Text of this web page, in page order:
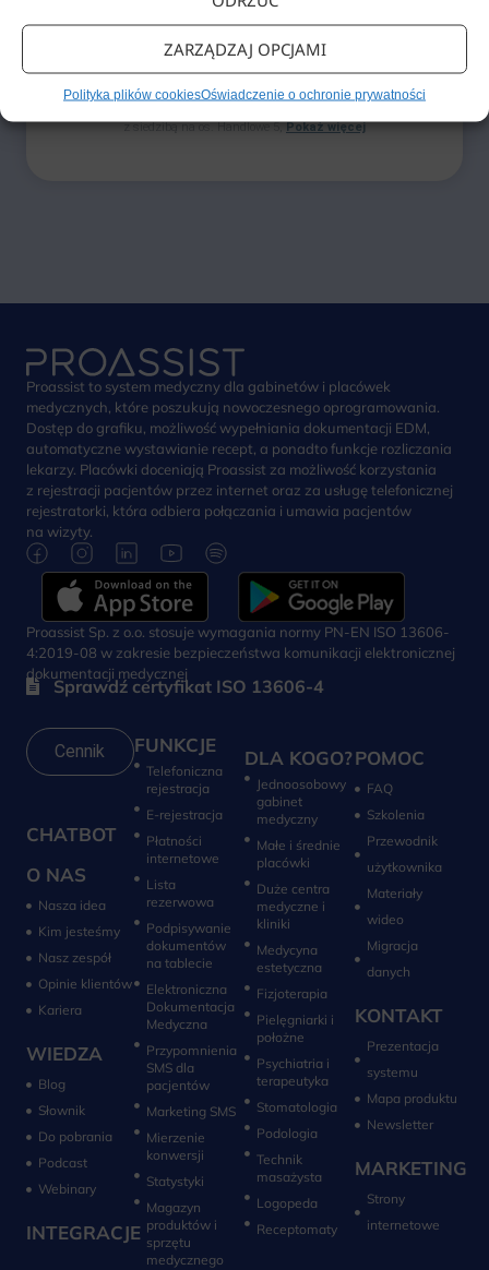
ZARZĄDZAJ OPCJAMI
Polityka plików cookiesOświadczenie o ochronie prywatności
Pobierz
z siedzibą na os. Handlowe 5,Pokaż więcej
Proassist to system medyczny dla gabinetów i placówek
medycznych, które poszukują nowoczesnego oprogramowania.
Dostęp do grafiku, możliwość wypełniania dokumentacji EDM,
automatyczne wystawianie recept, a ponadto funkcje rozliczania
lekarzy. Placówki doceniają Proassist za możliwość korzystania
z rejestracji pacjentów przez internet oraz za usługę telefonicznej
rejestratorki, która odbiera połączania i umawia pacjentów
na wizyty.
Proassist Sp. z o.o. stosuje wymagania normy PN-EN ISO 13606-
4:2019-08 w zakresie bezpieczeństwa komunikacji elektronicznej
dokumentacji medycznej
Sprawdź certyfikat ISO 13606-4
Cennik
CHATBOT
O NAS
Nasza idea
Kim jesteśmy
Nasz zespół
Opinie klientów
Kariera
WIEDZA
Blog
Słownik
Do pobrania
Podcast
Webinary
INTEGRACJE
FUNKCJE
Telefoniczna
rejestracja
E-rejestracja
Płatności
internetowe
Lista
rezerwowa
Podpisywanie
dokumentów
na tablecie
Elektroniczna
Dokumentacja
Medyczna
Przypomnienia
SMS dla
pacjentów
Marketing SMS
Mierzenie
konwersji‎
Statystyki
Magazyn
produktów i
sprzętu
medycznego
DLA KOGO?
Jednoosobowy
gabinet
medyczny
Małe i średnie
placówki
Duże centra
medyczne i
kliniki
Medycyna
estetyczna
Fizjoterapia
Pielęgniarki i
położne
Psychiatria i
terapeutyka
Stomatologia
Technik
masażysta
Logopeda
POMOC
FAQ
Szkolenia
Przewodnik
użytkownika
Materiały
wideo
Migracja
danych
KONTAKT
Prezentacja
systemu
Mapa produktu
Newsletter
MARKETING
Strony
internetowe